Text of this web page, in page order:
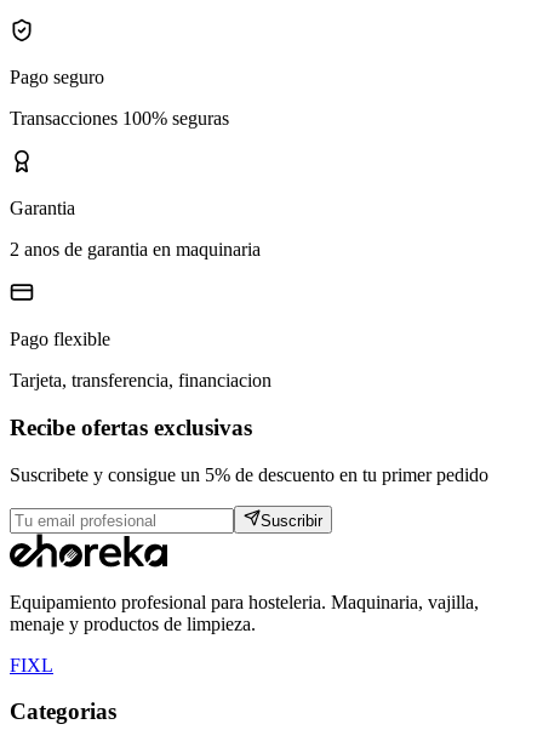
Pago seguro
Transacciones 100% seguras
Garantia
2 anos de garantia en maquinaria
Pago flexible
Tarjeta, transferencia, financiacion
Recibe ofertas exclusivas
Suscribete y consigue un 5% de descuento en tu primer pedido
Suscribir
Equipamiento profesional para hosteleria. Maquinaria, vajilla,
menaje y productos de limpieza.
FIXL
Categorias